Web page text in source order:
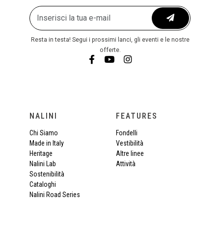
Resta in testa! Segui i prossimi lanci, gli eventi e le nostre
offerte.
NALINI
Chi Siamo
Made in Italy
Heritage
Nalini Lab
Sostenibilità
Cataloghi
Nalini Road Series
FEATURES
Fondelli
Vestibilità
Altre linee
Attività